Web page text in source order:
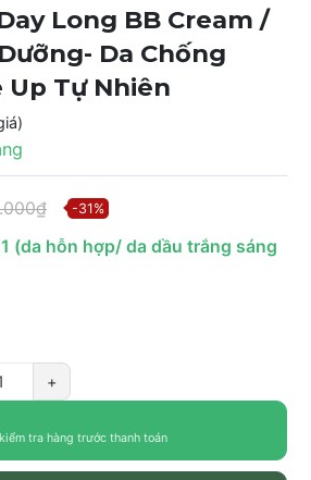
Long BB Cream /
Da Chống
Up Tự Nhiên
-31%
(da hỗn hợp/ da dầu trắng sáng
+
tra hàng trước thanh toán